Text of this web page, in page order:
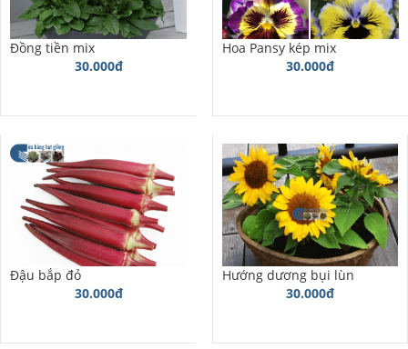
Đồng tiền mix
30.000đ
Hoa Pansy kép mix
30.000đ
Đậu bắp đỏ
30.000đ
Hướng dương bụi lùn
30.000đ